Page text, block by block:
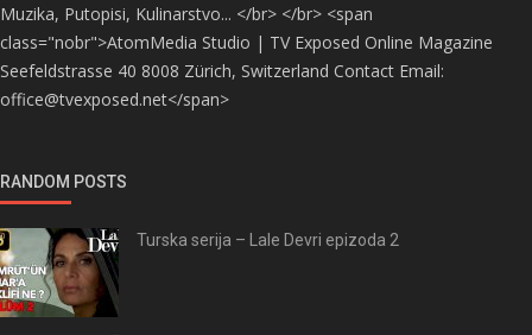
Muzika, Putopisi, Kulinarstvo... </br> </br> <span
class="nobr">AtomMedia Studio | TV Exposed Online Magazine
Seefeldstrasse 40 8008 Zürich, Switzerland Contact Email:
office@tvexposed.net</span>
RANDOM POSTS
Turska serija – Lale Devri epizoda 2